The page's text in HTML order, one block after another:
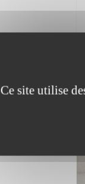
Ce site utilise